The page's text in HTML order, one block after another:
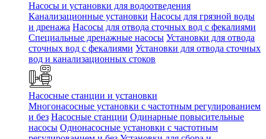
Насосы и установки для водоотведения
Канализационные установки Насосы для грязной воды
и дренажа Насосы для отвода сточных вод c фекалиями
Специальные дренажные насосы Установки для отвода
сточных вод c фекалиями Установки для отвода сточных
вод и канализационных стоков
Насосные станции и установки
Многонасосные установки с частотным регулированием
и без Насосные станции Одинарные повысительные
насосы Однонасосные установки с частотным